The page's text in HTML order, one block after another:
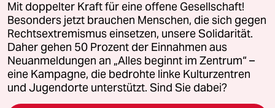
Alle Rechte vorbehalten. Bei rechtlichen Fragen oder für Genehmigungen
wenden Sie sich bitte an
lizenzen@taz.de
Feedback Redaktionsstatut Kommune-Richtlinien
Leitlinie Informant Datenschutz Impressum AGB
Mit doppelter Kraft für eine offene Gesellschaft!
Besonders jetzt brauchen Menschen, die sich gegen
Rechtsextremismus einsetzen, unsere Solidarität.
Daher gehen 50 Prozent der Einnahmen aus
Neuanmeldungen an „Alles beginnt im Zentrum“ –
eine Kampagne, die bedrohte linke Kulturzentren
und Jugendorte unterstützt. Sind Sie dabei?